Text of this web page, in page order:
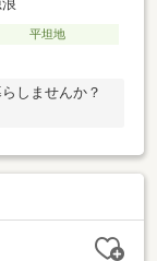
平坦地
しませんか？